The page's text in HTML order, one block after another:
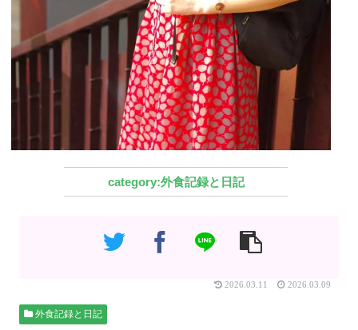
外食記録と日記
2026.03.11 2026.03.09
外食記録と日記